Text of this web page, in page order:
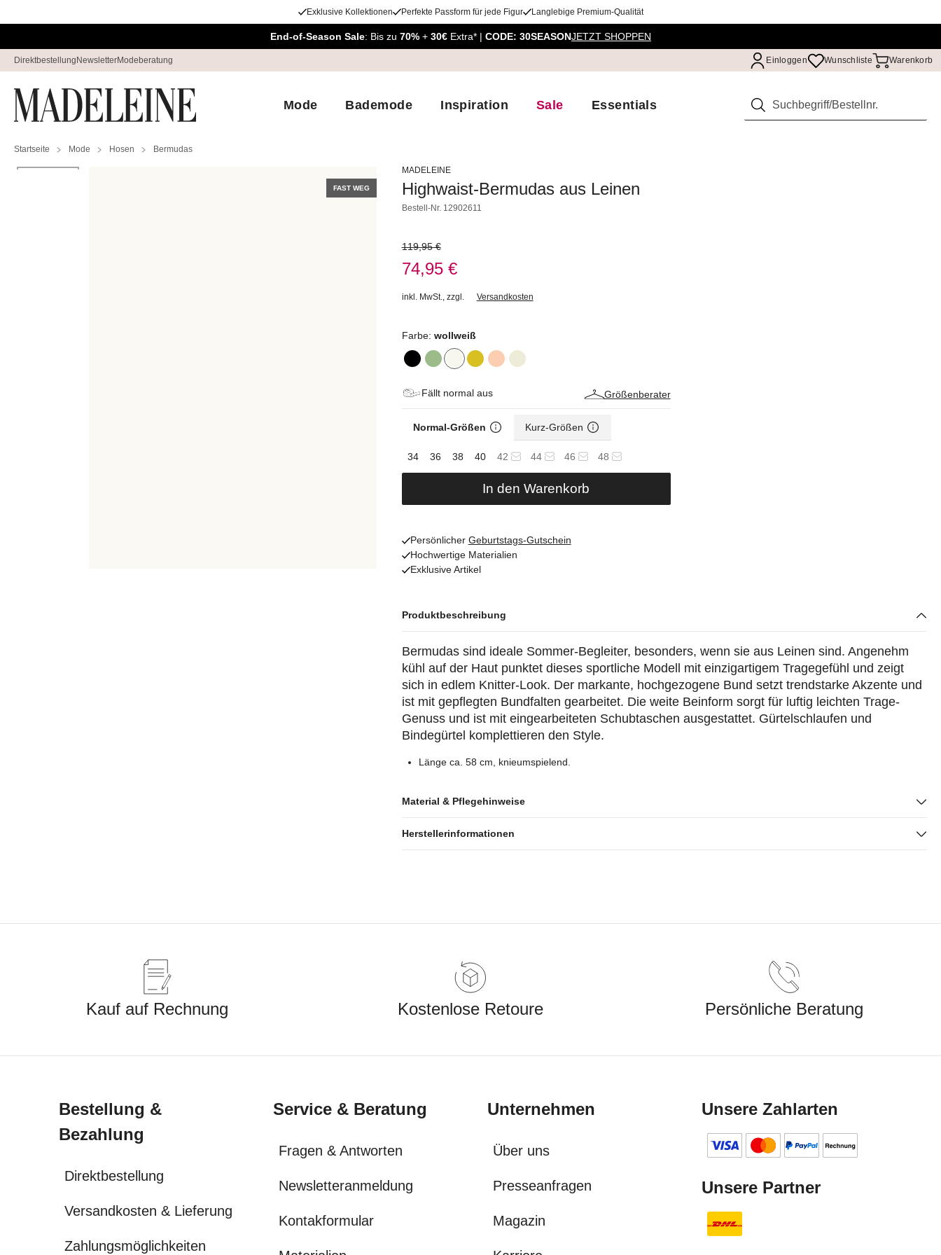
Exklusive Kollektionen Perfekte Passform für jede Figur Langlebige Premium-Qualität
End-of-Season Sale: Bis zu 70% + 30€ Extra* | CODE: 30SEASONJETZT SHOPPEN
Direktbestellung NewsletterModeberatung Einloggen Wunschliste Warenkorb
Mode Bademode Inspiration Sale Essentials Suchen
Startseite Mode Hosen Bermudas
FAST WEG
MADELEINE
Highwaist-Bermudas aus Leinen
Bestell-Nr. 12902611
119,95 €
74,95 €
inkl. MwSt., zzgl. Versandkosten
Farbe: wollweiß
Fällt normal aus Größenberater
Normal-Größen Kurz-Größen
34 36 38 40 42 44 46 48
In den Warenkorb
Persönlicher Geburtstags-Gutschein
Hochwertige Materialien
Exklusive Artikel
Produktbeschreibung
Bermudas sind ideale Sommer-Begleiter, besonders, wenn sie aus Leinen sind. Angenehm
kühl auf der Haut punktet dieses sportliche Modell mit einzigartigem Tragegefühl und zeigt
sich in edlem Knitter-Look. Der markante, hochgezogene Bund setzt trendstarke Akzente und
ist mit gepflegten Bundfalten gearbeitet. Die weite Beinform sorgt für luftig leichten Trage-
Genuss und ist mit eingearbeiteten Schubtaschen ausgestattet. Gürtelschlaufen und
Bindegürtel komplettieren den Style.
Länge ca. 58 cm, knieumspielend.
Material & Pflegehinweise
Herstellerinformationen
Kauf auf Rechnung Kostenlose Retoure Persönliche Beratung
Bestellung &
Bezahlung
Direktbestellung
Versandkosten & Lieferung
Zahlungsmöglichkeiten
Service & Beratung
Fragen & Antworten
Newsletteranmeldung
Kontakformular
Unternehmen
Über uns
Presseanfragen
Magazin
Unsere Zahlarten
Unsere Partner